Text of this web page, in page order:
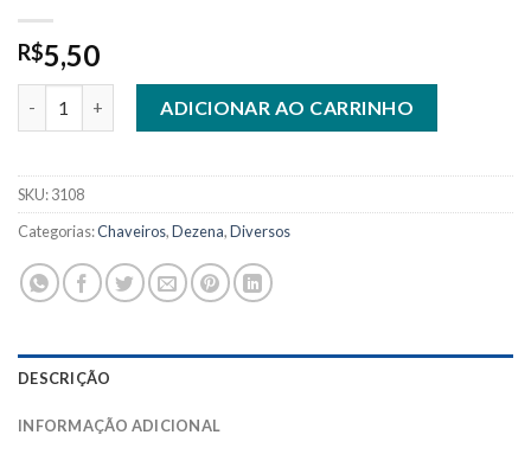
R$5,50
ADICIONAR AO CARRINHO
SKU:3108
Categorias:Chaveiros,Dezena,Diversos
DESCRIÇÃO
INFORMAÇÃO ADICIONAL